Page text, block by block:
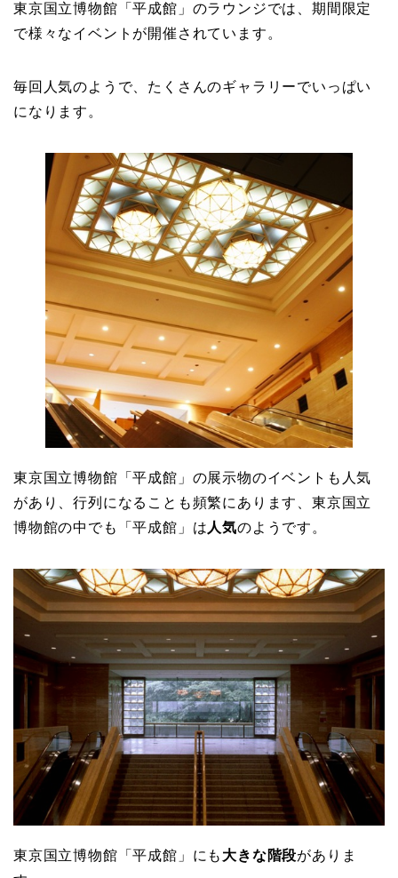
東京国立博物館「平成館」のラウンジでは、期間限定
で様々なイベントが開催されています。
毎回人気のようで、たくさんのギャラリーでいっぱい
になります。
東京国立博物館「平成館」の展示物のイベントも人気
があり、行列になることも頻繁にあります、東京国立
博物館の中でも「平成館」は 人気のようです。
東京国立博物館「平成館」にも 大きな階段がありま